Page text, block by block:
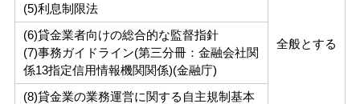
全般とする
(5)利息制限法
(6)貸金業者向けの総合的な監督指針
(7)事務ガイドライン(第三分冊：金融会社関
係13指定信用情報機関関係)(金融庁)
(8)貸金業の業務運営に関する自主規制基本